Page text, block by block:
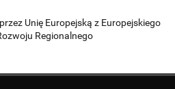
Unię Europejską z Europejskiego
Regionalnego